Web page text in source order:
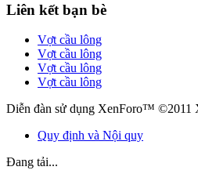
Liên kết bạn bè
Vợt cầu lông
Vợt cầu lông
Vợt cầu lông
Vợt cầu lông
Diễn đàn sử dụng XenForo™ ©2011
Quy định và Nội quy
Đang tải...